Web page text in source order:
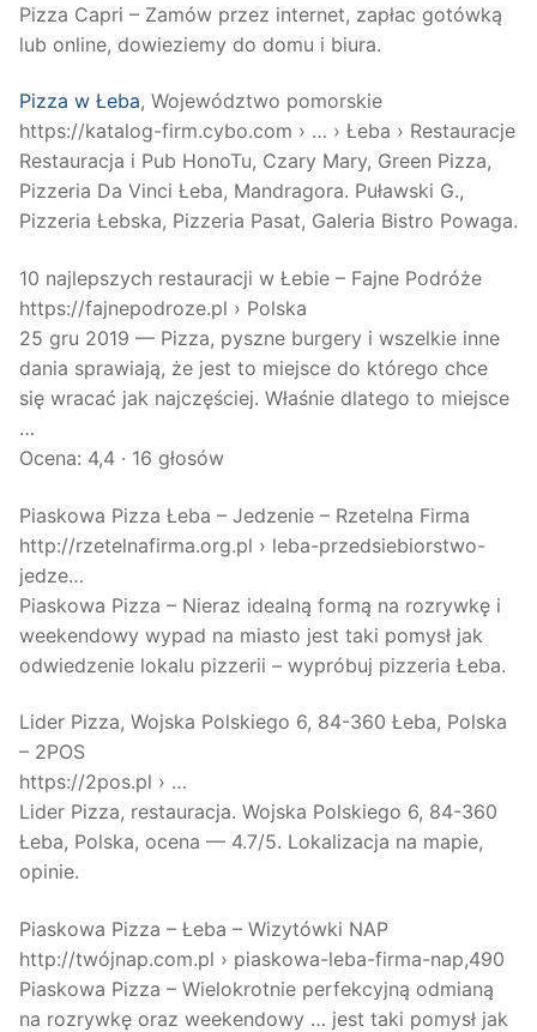
Pizza Capri – Zamów przez internet, zapłac gotówką
lub online, dowieziemy do domu i biura.
Pizza w Łeba, Województwo pomorskie
https://katalog-firm.cybo.com › … › Łeba › Restauracje
Restauracja i Pub HonoTu, Czary Mary, Green Pizza,
Pizzeria Da Vinci Łeba, Mandragora. Puławski G.,
Pizzeria Łebska, Pizzeria Pasat, Galeria Bistro Powaga.
10 najlepszych restauracji w Łebie – Fajne Podróże
https://fajnepodroze.pl › Polska
25 gru 2019 — Pizza, pyszne burgery i wszelkie inne
dania sprawiają, że jest to miejsce do którego chce
się wracać jak najczęściej. Właśnie dlatego to miejsce
…
Ocena: 4,4 · ‎16 głosów
Piaskowa Pizza Łeba – Jedzenie – Rzetelna Firma
http://rzetelnafirma.org.pl › leba-przedsiebiorstwo-
jedze…
Piaskowa Pizza – Nieraz idealną formą na rozrywkę i
weekendowy wypad na miasto jest taki pomysł jak
odwiedzenie lokalu pizzerii – wypróbuj pizzeria Łeba.
Lider Pizza, Wojska Polskiego 6, 84-360 Łeba, Polska
– 2POS
https://2pos.pl › …
Lider Pizza, restauracja. Wojska Polskiego 6, 84-360
Łeba, Polska, ocena — 4.7/5. Lokalizacja na mapie,
opinie.
Piaskowa Pizza – Łeba – Wizytówki NAP
http://twójnap.com.pl › piaskowa-leba-firma-nap,490
Piaskowa Pizza – Wielokrotnie perfekcyjną odmianą
na rozrywkę oraz weekendowy … jest taki pomysł jak